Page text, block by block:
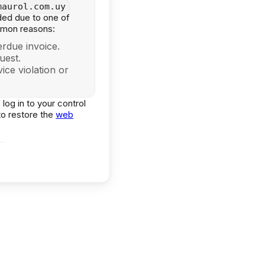
due to one of
reasons:
invoice.
violation or
in to your control
restore theweb